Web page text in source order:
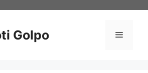
Golpo Menu